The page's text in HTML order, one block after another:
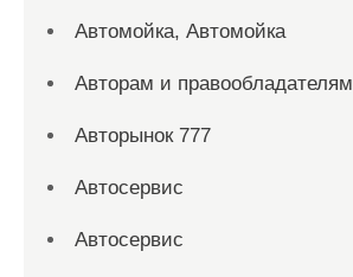
Автомойка, Автомойка
Авторам и правообладателям
Авторынок 777
Автосервис
Автосервис